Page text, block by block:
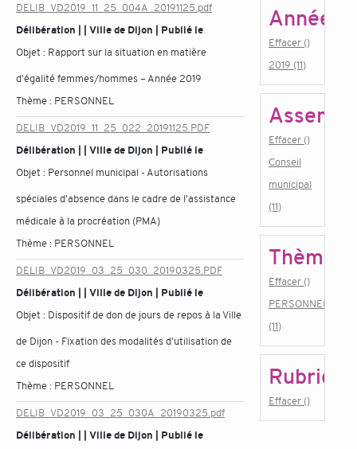
DELIB_VD2019_11_25_004A_20191125.pdf
Délibération | | Ville de Dijon | Publié le
Objet : Rapport sur la situation en matière
d'égalité femmes/hommes – Année 2019
Thème : PERSONNEL
DELIB_VD2019_11_25_022_20191125.PDF
Délibération | | Ville de Dijon | Publié le
Objet : Personnel municipal - Autorisations
spéciales d'absence dans le cadre de l'assistance
médicale à la procréation (PMA)
Thème : PERSONNEL
DELIB_VD2019_03_25_030_20190325.PDF
Délibération | | Ville de Dijon | Publié le
Objet : Dispositif de don de jours de repos à la Ville
de Dijon - Fixation des modalités d'utilisation de
ce dispositif
Thème : PERSONNEL
DELIB_VD2019_03_25_030A_20190325.pdf
Délibération | | Ville de Dijon | Publié le
Année
Effacer ()
2019 (11)
Effacer ()
Conseil
municipal
(11)
Thème
Effacer ()
PERSONNEL
(11)
Rubrique
Effacer ()